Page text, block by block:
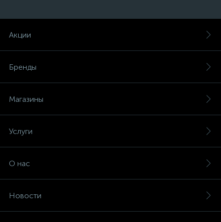
Акции
Бренды
Магазины
Услуги
О нас
Новости